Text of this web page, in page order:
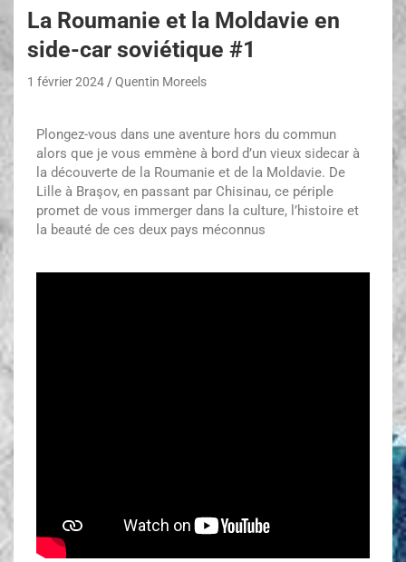
La Roumanie et la Moldavie en
side-car soviétique #1
1 février 2024 Quentin Moreels
Plongez-vous dans une aventure hors du commun
alors que je vous emmène à bord d’un vieux sidecar à
la découverte de la Roumanie et de la Moldavie. De
Lille à Braşov, en passant par Chisinau, ce périple
promet de vous immerger dans la culture, l’histoire et
la beauté de ces deux pays méconnus